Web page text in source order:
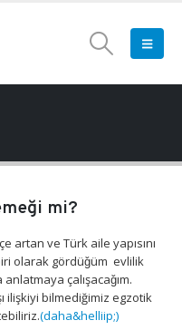
mi?
artan ve Türk aile yapısını
olarak gördüǧüm evlilik
çalışacaǧım.
ilişkiyi bilmediğimiz egzotik
(daha&helliip;)